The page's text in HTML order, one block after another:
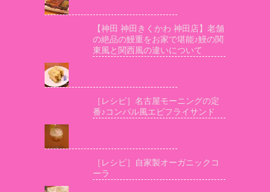
【神田 神田きくかわ 神田店】老舗
の絶品の鰻重をお家で堪能♪鰻の関
東風と関西風の違いについて
［レシピ］名古屋モーニングの定
番♪コンパル風エビフライサンド
［レシピ］自家製オーガニックコ
ーラ